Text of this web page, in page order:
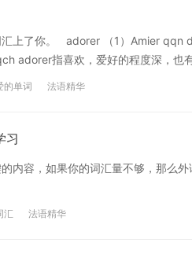
fait ses dents. 婴儿在出牙齿 3.
演奏音乐 faire des efforts 努力
种职业 faire des études 学习
： faire une chambre 收拾房间
上了你。 adorer （1）Amier qqn
adorer指喜欢，爱好的程度深，也
的单词 法语精华
习
内容，如果你的词汇量不够，那么
汇 法语精华